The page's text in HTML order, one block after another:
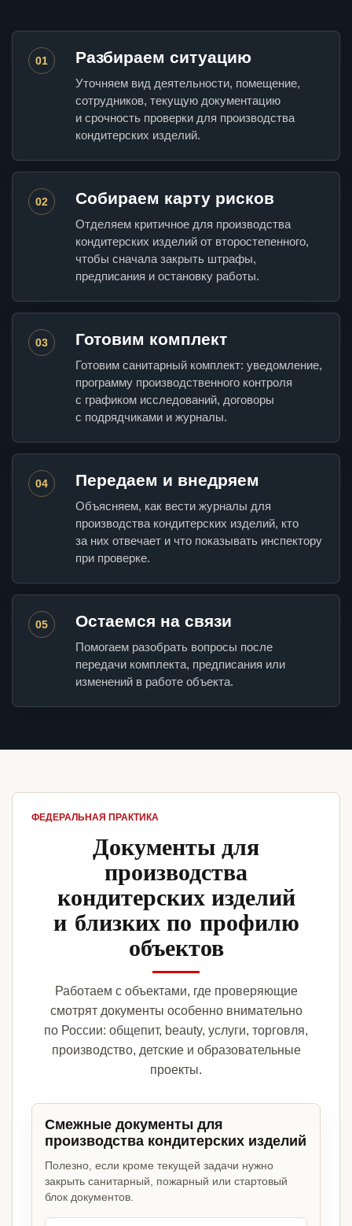
01 Разбираем ситуацию
Уточняем вид деятельности, помещение,
сотрудников, текущую документацию
и срочность проверки для производства
кондитерских изделий.
02 Собираем карту рисков
Отделяем критичное для производства
кондитерских изделий от второстепенного,
чтобы сначала закрыть штрафы,
предписания и остановку работы.
03 Готовим комплект
Готовим санитарный комплект: уведомление,
программу производственного контроля
с графиком исследований, договоры
с подрядчиками и журналы.
04 Передаем и внедряем
Объясняем, как вести журналы для
производства кондитерских изделий, кто
за них отвечает и что показывать инспектору
при проверке.
05 Остаемся на связи
Помогаем разобрать вопросы после
передачи комплекта, предписания или
изменений в работе объекта.
ФЕДЕРАЛЬНАЯ ПРАКТИКА
Документы для
производства
кондитерских изделий
и близких по профилю
объектов
Работаем с объектами, где проверяющие
смотрят документы особенно внимательно
по России: общепит, beauty, услуги, торговля,
производство, детские и образовательные
проекты.
Смежные документы для
производства кондитерских изделий
Полезно, если кроме текущей задачи нужно
закрыть санитарный, пожарный или стартовый
блок документов.